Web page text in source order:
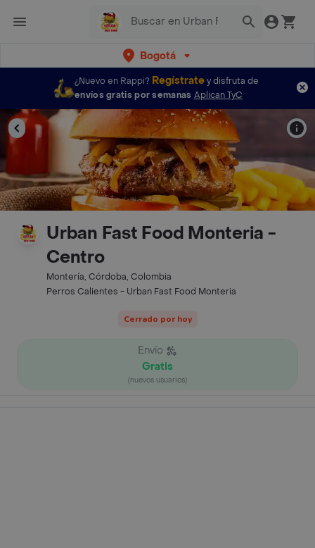
Bogotá
¿Nuevo en Rappi? Regístratey disfruta de
envíos gratis por semanas Aplican TyC
Urban Fast Food Monteria -
Centro
Montería, Córdoba, Colombia
Perros Calientes - Urban Fast Food Monteria
Cerrado por hoy
Envío
Gratis
(nuevos usuarios)